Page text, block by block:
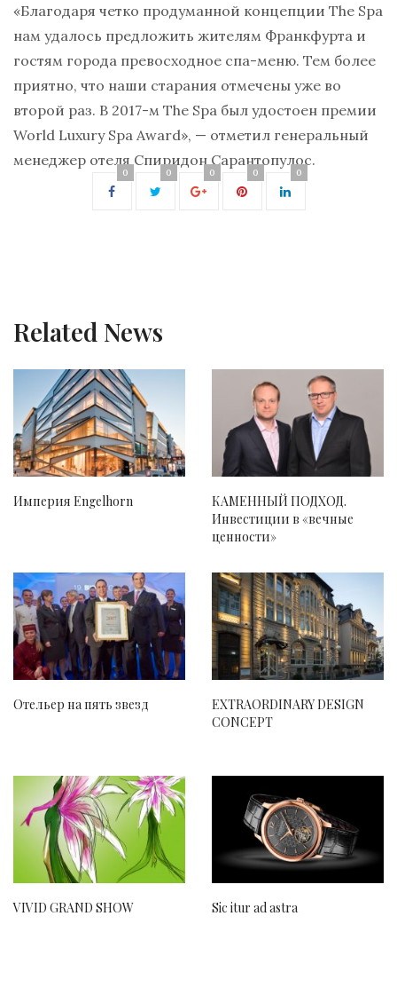
«Благодаря четко продуманной концепции The Spa
нам удалось предложить жителям Франкфурта и
гостям города превосходное спа-меню. Тем более
приятно, что наши старания отмечены уже во
второй раз. В 2017-м The Spa был удостоен премии
World Luxury Spa Award», — отметил генеральный
менеджер отеля Спиридон Сарантопулос.
0 0 0 0 0
Related News
Империя Engelhorn
КАМЕННЫЙ ПОДХОД.
Инвестиции в «вечные
ценности»
Отельер на пять звезд
EXTRAORDINARY DESIGN
CONCEPT
VIVID GRAND SHOW Sic itur ad astra